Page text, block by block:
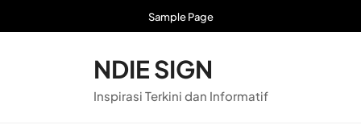
Sample Page
NDIE SIGN
Inspirasi Terkini dan Informatif